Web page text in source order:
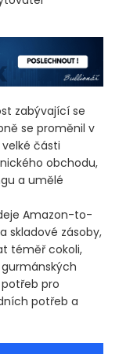
zabývající se
se proměnil v
části
obchodu,
a umělé
Amazon-to-
skladové zásoby,
téměř cokoli,
pro
potřeb a